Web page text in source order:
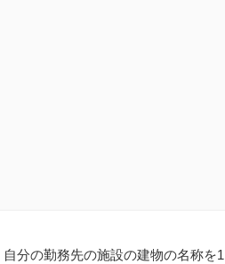
自分の勤務先の施設の建物の名称を1